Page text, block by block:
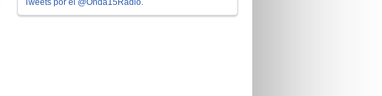
Tweets por el @Onda15Radio.